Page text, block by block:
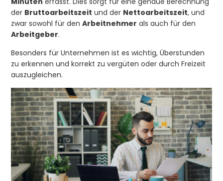
der Bruttoarbeitszeit und der Nettoarbeitszeit, und
zwar sowohl für denArbeitnehmer als auch für den
Arbeitgeber.
Besonders für Unternehmen ist es wichtig, Überstunden
zu erkennen und korrekt zu vergüten oder durch Freizeit
auszugleichen.